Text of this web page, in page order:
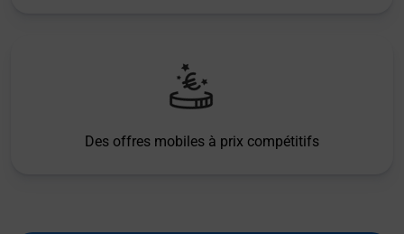
Des offres mobiles à prix compétitifs